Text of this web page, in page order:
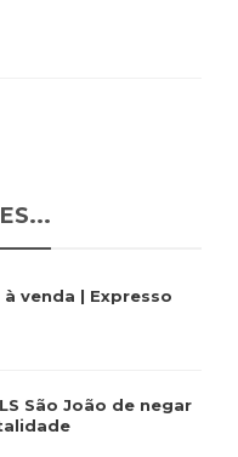
venda | Expresso
São João de negar